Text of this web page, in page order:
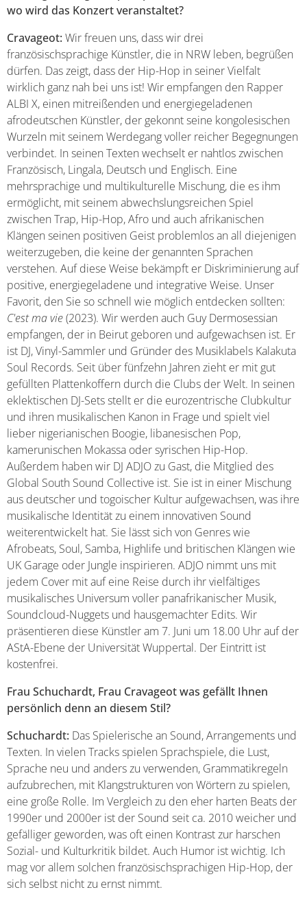
wo wird das Konzert veranstaltet?
Cravageot: Wir freuen uns, dass wir drei
französischsprachige Künstler, die in NRW leben, begrüßen
dürfen. Das zeigt, dass der Hip-Hop in seiner Vielfalt
wirklich ganz nah bei uns ist! Wir empfangen den Rapper
ALBI X, einen mitreißenden und energiegeladenen
afrodeutschen Künstler, der gekonnt seine kongolesischen
Wurzeln mit seinem Werdegang voller reicher Begegnungen
verbindet. In seinen Texten wechselt er nahtlos zwischen
Französisch, Lingala, Deutsch und Englisch. Eine
mehrsprachige und multikulturelle Mischung, die es ihm
ermöglicht, mit seinem abwechslungsreichen Spiel
zwischen Trap, Hip-Hop, Afro und auch afrikanischen
Klängen seinen positiven Geist problemlos an all diejenigen
weiterzugeben, die keine der genannten Sprachen
verstehen. Auf diese Weise bekämpft er Diskriminierung auf
positive, energiegeladene und integrative Weise. Unser
Favorit, den Sie so schnell wie möglich entdecken sollten:
C'est ma vie(2023). Wir werden auch Guy Dermosessian
empfangen, der in Beirut geboren und aufgewachsen ist. Er
ist DJ, Vinyl-Sammler und Gründer des Musiklabels Kalakuta
Soul Records. Seit über fünfzehn Jahren zieht er mit gut
gefüllten Plattenkoffern durch die Clubs der Welt. In seinen
eklektischen DJ-Sets stellt er die eurozentrische Clubkultur
und ihren musikalischen Kanon in Frage und spielt viel
lieber nigerianischen Boogie, libanesischen Pop,
kamerunischen Mokassa oder syrischen Hip-Hop.
Außerdem haben wir DJ ADJO zu Gast, die Mitglied des
Global South Sound Collective ist. Sie ist in einer Mischung
aus deutscher und togoischer Kultur aufgewachsen, was ihre
musikalische Identität zu einem innovativen Sound
weiterentwickelt hat. Sie lässt sich von Genres wie
Afrobeats, Soul, Samba, Highlife und britischen Klängen wie
UK Garage oder Jungle inspirieren. ADJO nimmt uns mit
jedem Cover mit auf eine Reise durch ihr vielfältiges
musikalisches Universum voller panafrikanischer Musik,
Soundcloud-Nuggets und hausgemachter Edits. Wir
präsentieren diese Künstler am 7. Juni um 18.00 Uhr auf der
AStA-Ebene der Universität Wuppertal. Der Eintritt ist
kostenfrei.
Frau Schuchardt, Frau Cravageot was gefällt Ihnen
persönlich denn an diesem Stil?
Schuchardt: Das Spielerische an Sound, Arrangements und
Texten. In vielen Tracks spielen Sprachspiele, die Lust,
Sprache neu und anders zu verwenden, Grammatikregeln
aufzubrechen, mit Klangstrukturen von Wörtern zu spielen,
eine große Rolle. Im Vergleich zu den eher harten Beats der
1990er und 2000er ist der Sound seit ca. 2010 weicher und
gefälliger geworden, was oft einen Kontrast zur harschen
Sozial- und Kulturkritik bildet. Auch Humor ist wichtig. Ich
mag vor allem solchen französischsprachigen Hip-Hop, der
sich selbst nicht zu ernst nimmt.